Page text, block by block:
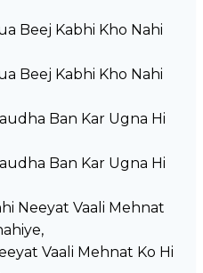
Beej Kabhi Kho Nahi
Beej Kabhi Kho Nahi
Ban Kar Ugna Hi
Ban Kar Ugna Hi
Neeyat Vaali Mehnat
Vaali Mehnat Ko Hi